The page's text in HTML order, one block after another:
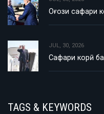
Оғози сафари
JUL, 30, 2026
Сафари корӣ ба
TAGS & KEYWORDS